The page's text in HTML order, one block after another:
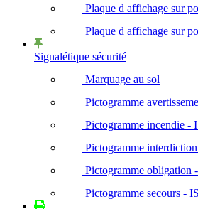
Plaque d affichage sur
Plaque d affichage sur
Signalétique sécurité
Marquage au sol
Pictogramme
Pictogramme incendie -
Pictogramme
Pictogramme obligation
Pictogramme secours -